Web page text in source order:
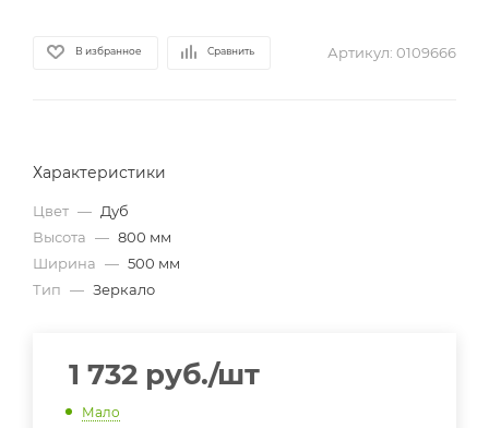
В избранное Сравнить Артикул: 0109666
Характеристики
Цвет — Дуб
Высота — 800 мм
Ширина — 500 мм
Тип — Зеркало
1 732 руб./шт
Мало